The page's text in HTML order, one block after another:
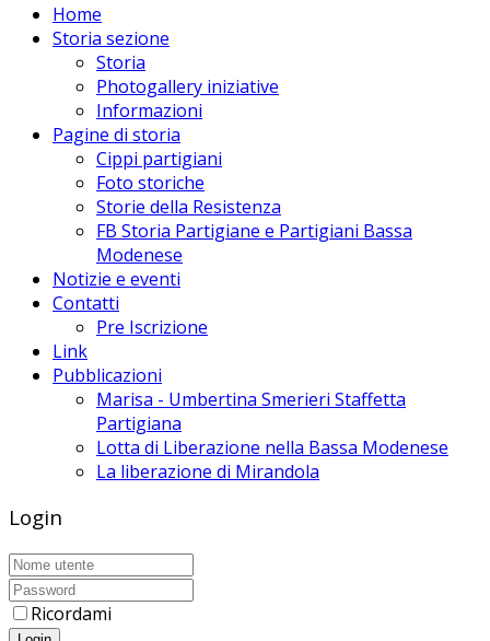
Home
Storia sezione
Storia
Photogallery iniziative
Informazioni
Pagine di storia
Cippi partigiani
Foto storiche
Storie della Resistenza
FB Storia Partigiane e Partigiani Bassa
Modenese
Notizie e eventi
Contatti
Pre Iscrizione
Link
Pubblicazioni
Marisa - Umbertina Smerieri Staffetta
Partigiana
Lotta di Liberazione nella Bassa Modenese
La liberazione di Mirandola
Login
Ricordami